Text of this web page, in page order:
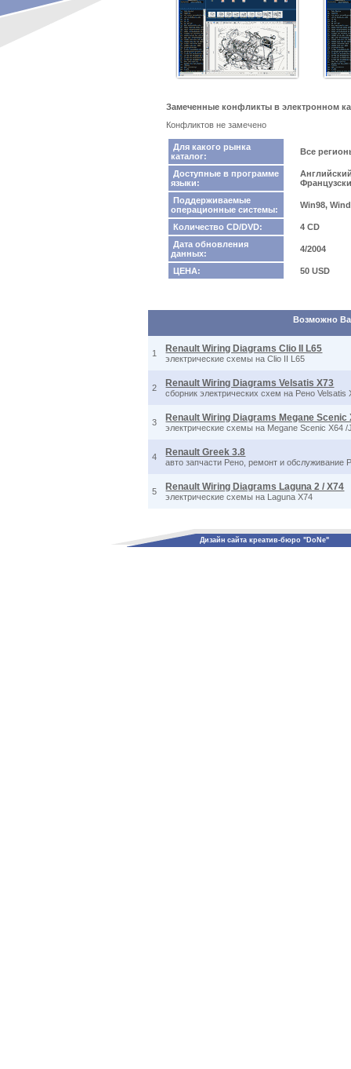
Замеченные конфликты в электронном
Конфликтов не замечено
Для какого рынка
каталог:
Все
Доступные в программе
языки:
Поддерживаемые
операционные системы:
Win98,
Количество CD/DVD:
4 CD
Дата обновления
данных:
4/2004
ЦЕНА: 50 USD
Возможно
1 Renault Wiring Diagrams Clio II L65
электрические схемы на Clio II L65
2 Renault Wiring Diagrams Velsatis X73
сборник электрических схем на Рено Velsatis
3 Renault Wiring Diagrams Megane Scenic
электрические схемы на Megane Scenic X64 /
4 Renault Greek 3.8
авто запчасти Рено, ремонт и обслуживание
5 Renault Wiring Diagrams Laguna 2 / X74
электрические схемы на Laguna X74
Дизайн сайта креатив-бюро "DoNe"